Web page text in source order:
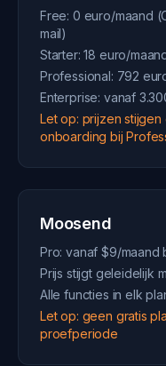
Free: 0 euro/maand
mail)
Starter: 18 euro/
Professional: 792
Enterprise: vanaf
Let op: prijzen
onboarding bij
Moosend
Pro: vanaf $9/maand
Prijs stijgt geleidelijk
Alle functies in elk
Let op: geen gratis
proefperiode